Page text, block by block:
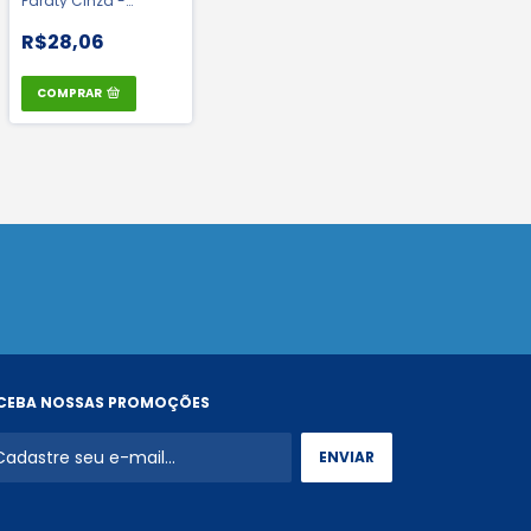
R$28,06
COMPRAR
NOSSAS PROMOÇÕES